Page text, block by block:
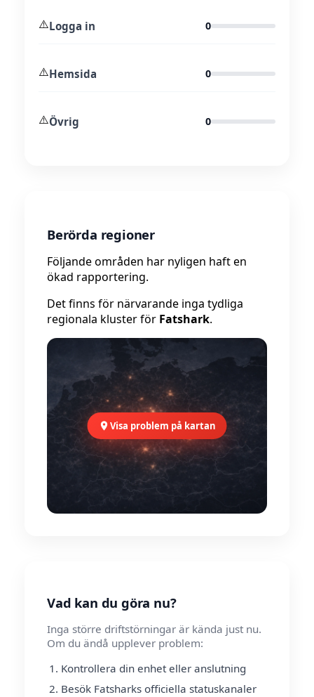
⚠️Logga in 0
⚠️Hemsida 0
⚠️Övrig 0
Berörda regioner
Följande områden har nyligen haft en
ökad rapportering.
Det finns för närvarande inga tydliga
regionala kluster för Fatshark.
Visa problem på kartan
Vad kan du göra nu?
Inga större driftstörningar är kända just nu.
Om du ändå upplever problem:
Kontrollera din enhet eller anslutning
Besök Fatsharks officiella statuskanaler